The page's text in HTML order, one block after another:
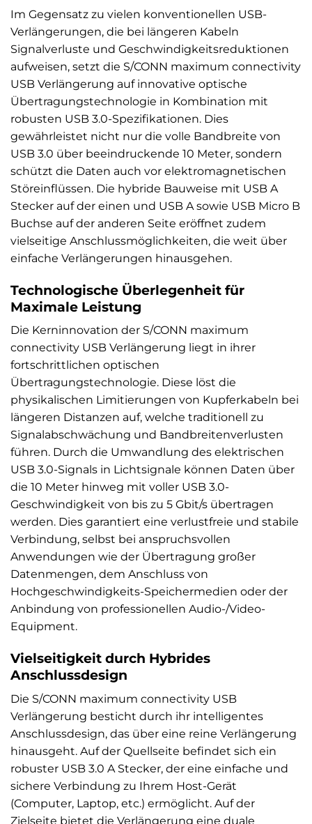
Im Gegensatz zu vielen konventionellen USB-
Verlängerungen, die bei längeren Kabeln
Signalverluste und Geschwindigkeitsreduktionen
aufweisen, setzt die S/CONN maximum connectivity
USB Verlängerung auf innovative optische
Übertragungstechnologie in Kombination mit
robusten USB 3.0-Spezifikationen. Dies
gewährleistet nicht nur die volle Bandbreite von
USB 3.0 über beeindruckende 10 Meter, sondern
schützt die Daten auch vor elektromagnetischen
Störeinflüssen. Die hybride Bauweise mit USB A
Stecker auf der einen und USB A sowie USB Micro B
Buchse auf der anderen Seite eröffnet zudem
vielseitige Anschlussmöglichkeiten, die weit über
einfache Verlängerungen hinausgehen.
Technologische Überlegenheit für
Maximale Leistung
Die Kerninnovation der S/CONN maximum
connectivity USB Verlängerung liegt in ihrer
fortschrittlichen optischen
Übertragungstechnologie. Diese löst die
physikalischen Limitierungen von Kupferkabeln bei
längeren Distanzen auf, welche traditionell zu
Signalabschwächung und Bandbreitenverlusten
führen. Durch die Umwandlung des elektrischen
USB 3.0-Signals in Lichtsignale können Daten über
die 10 Meter hinweg mit voller USB 3.0-
Geschwindigkeit von bis zu 5 Gbit/s übertragen
werden. Dies garantiert eine verlustfreie und stabile
Verbindung, selbst bei anspruchsvollen
Anwendungen wie der Übertragung großer
Datenmengen, dem Anschluss von
Hochgeschwindigkeits-Speichermedien oder der
Anbindung von professionellen Audio-/Video-
Equipment.
Vielseitigkeit durch Hybrides
Anschlussdesign
Die S/CONN maximum connectivity USB
Verlängerung besticht durch ihr intelligentes
Anschlussdesign, das über eine reine Verlängerung
hinausgeht. Auf der Quellseite befindet sich ein
robuster USB 3.0 A Stecker, der eine einfache und
sichere Verbindung zu Ihrem Host-Gerät
(Computer, Laptop, etc.) ermöglicht. Auf der
Zielseite bietet die Verlängerung eine duale